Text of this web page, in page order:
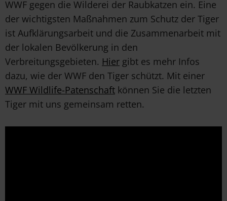
WWF gegen die Wilderei der Raubkatzen ein. Eine
der wichtigsten Maßnahmen zum Schutz der Tiger
ist Aufklärungsarbeit und die Zusammenarbeit mit
der lokalen Bevölkerung in den
Verbreitungsgebieten. Hier gibt es mehr Infos
dazu, wie der WWF den Tiger schützt. Mit einer
WWF Wildlife-Patenschaft können Sie die letzten
Tiger mit uns gemeinsam retten.